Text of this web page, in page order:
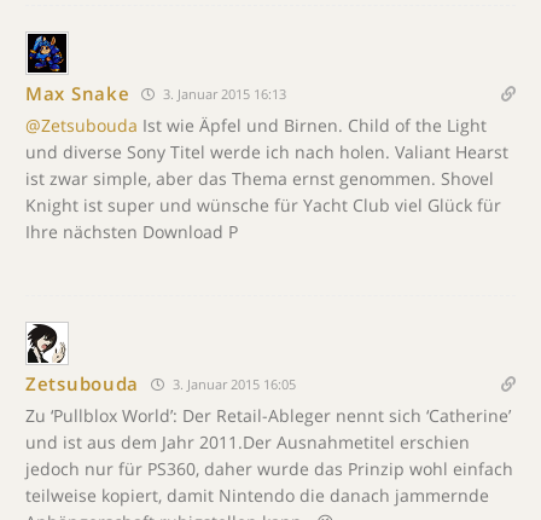
Max Snake 3. Januar 2015 16:13
@Zetsubouda Ist wie Äpfel und Birnen. Child of the Light
und diverse Sony Titel werde ich nach holen. Valiant Hearst
ist zwar simple, aber das Thema ernst genommen. Shovel
Knight ist super und wünsche für Yacht Club viel Glück für
Ihre nächsten Download P
Zetsubouda 3. Januar 2015 16:05
Zu ‘Pullblox World’: Der Retail-Ableger nennt sich ‘Catherine’
und ist aus dem Jahr 2011.Der Ausnahmetitel erschien
jedoch nur für PS360, daher wurde das Prinzip wohl einfach
teilweise kopiert, damit Nintendo die danach jammernde